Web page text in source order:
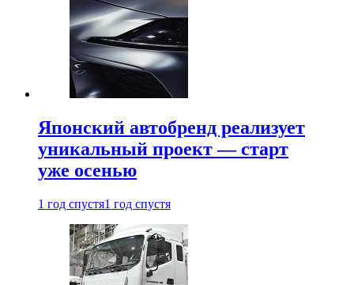
Японский автобренд реализует
уникальный проект — старт
уже осенью
1 год спустя1 год спустя